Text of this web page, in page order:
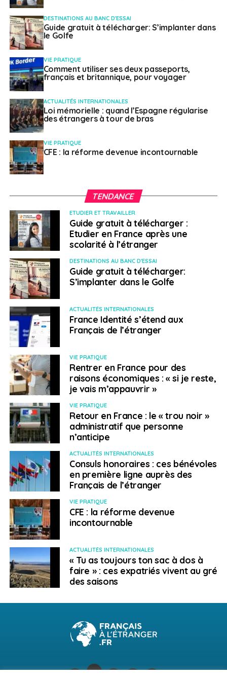
études et le programme Étudier et Réussir n’est pas
conditionné à la réussite d’un diplôme. »
La démarche veut soutenir les inscrits internationaux
efforts pour rester au Nouveau-Brunswick après leurs
études. Le programme va ainsi mettre à leur disposition
l’accès à des ressources d’emploi essentielles, à la
formation, au mentorat et au réseautage qui les
aideront à se préparer aux possibilités de carrière sur
place.
Tous les étudiants
internationaux
concernés
Les étudiants de tous les campus universitaires publics,
des collèges liés au programme des collèges privés de
formation professionnelle, ainsi que de l’université
Crandall, basée à Moncton, pourront participer. Tous les
domaines d’études sont éligibles et les étudiants
recevront des informations sur la recherche d’emploi
de la part de Travail NB, l’organisme provincial en
charge d’aider les demandeurs d’emploi à trouver un
contrat.Opportunités Nouveau-Brunswick, principal
organisme de développement économique de la
province, veut travailler avec les entreprises et
investisseurs pour identifier les besoins locaux et
mettre en relation les nouveaux arrivants avec les
employeurs, mais aussi soutenir les communautés
dans l’accueil et l’intégration des étudiants
internationaux.
Initiative portée sur trois ans, Étudier et réussir au
Nouveau-Brunswick est financée par l’ONB et l’Agence
de promotion économique du Canada atlantique
(Apeca) par l’entremise de son programme Croissance
économique régionale par l’innovation (Ceri). Au total,
chaque organisme investit environ 500 000 $.
Pour en savoir plus :
etudiantsinternationaux@GNB.CA
SUJETS ASSOCIÉS: ÉTUDIANTS INTERNATIONAUX
NOUVEAU-BRUNSWICK
A SUIVRE
Un « Réseau d’excellence » pour renforcer
Éducation : Le premier lycée français va bientôt
ouvrir à Saint-Jean
Anaïs Digonnet
DESTINATIONS AU BANC D'ESSAI
Guide gratuit à télécharger: S’implanter dans
le Golfe
VIE PRATIQUE
Comment utiliser ses deux passeports,
français et britannique, pour voyager
ACTUALITÉS INTERNATIONALES
Loi mémorielle : quand l’Espagne régularise
des étrangers à tour de bras
VIE PRATIQUE
CFE : la réforme devenue incontournable
TENDANCE
ETUDIER ET TRAVAILLER
Guide gratuit à télécharger :
Etudier en France après une
scolarité à l’étranger
DESTINATIONS AU BANC D'ESSAI
Guide gratuit à télécharger:
S’implanter dans le Golfe
ACTUALITÉS INTERNATIONALES
France Identité s’étend aux
Français de l’étranger
VIE PRATIQUE
Rentrer en France pour des
raisons économiques : « si je reste,
je vais m’appauvrir »
VIE PRATIQUE
Retour en France : le « trou noir »
administratif que personne
n’anticipe
ACTUALITÉS INTERNATIONALES
Consuls honoraires : ces bénévoles
en première ligne auprès des
Français de l’étranger
VIE PRATIQUE
CFE : la réforme devenue
incontournable
ACTUALITÉS INTERNATIONALES
« Tu as toujours ton sac à dos à
faire » : ces expatriés vivent au gré
des saisons